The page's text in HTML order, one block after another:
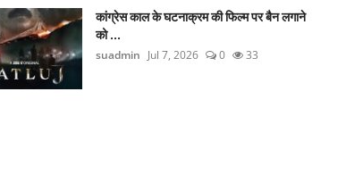
कांग्रेस काल के घटनाक्रम की फिल्म पर बैन लगाने
को ...
suadmin Jul 7, 2026 0 33